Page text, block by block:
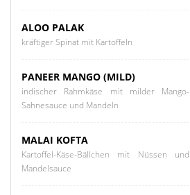
ALOO PALAK
kräftiger Spinat mit Kartoffeln
PANEER MANGO (MILD)
indischer Rahmkäse mit milder Mango-
Sahnesauce und Mandeln
MALAI KOFTA
Kartoffel-Käse-Bällchen mit Nüssen und
Mandelsauce